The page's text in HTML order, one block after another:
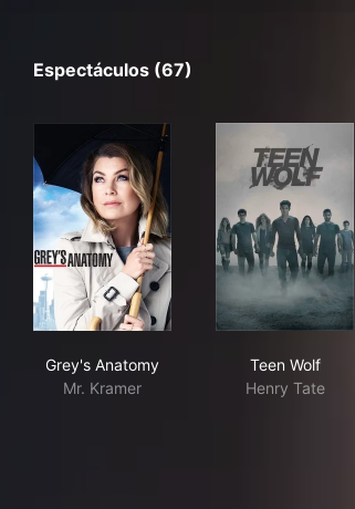
Espectáculos (67)
Grey's Anatomy
Mr. Kramer
Teen Wolf
Henry Tate